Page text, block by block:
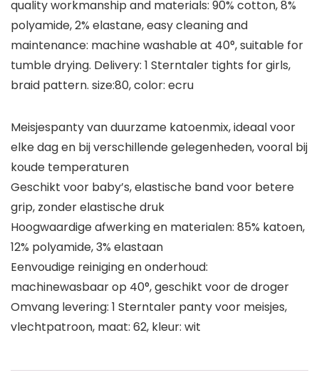
quality workmanship and materials: 90% cotton, 8%
polyamide, 2% elastane, easy cleaning and
maintenance: machine washable at 40°, suitable for
tumble drying. Delivery: 1 Sterntaler tights for girls,
braid pattern. size:80, color: ecru
Meisjespanty van duurzame katoenmix, ideaal voor
elke dag en bij verschillende gelegenheden, vooral bij
koude temperaturen
Geschikt voor baby’s, elastische band voor betere
grip, zonder elastische druk
Hoogwaardige afwerking en materialen: 85% katoen,
12% polyamide, 3% elastaan
Eenvoudige reiniging en onderhoud:
machinewasbaar op 40°, geschikt voor de droger
Omvang levering: 1 Sterntaler panty voor meisjes,
vlechtpatroon, maat: 62, kleur: wit